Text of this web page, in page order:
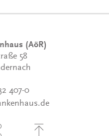
(AöR)
58
407-0